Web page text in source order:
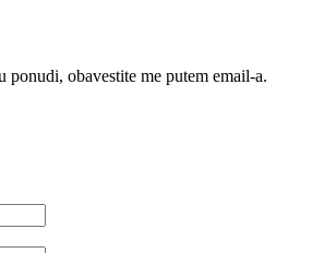
ponudi, obavestite me putem email-a.